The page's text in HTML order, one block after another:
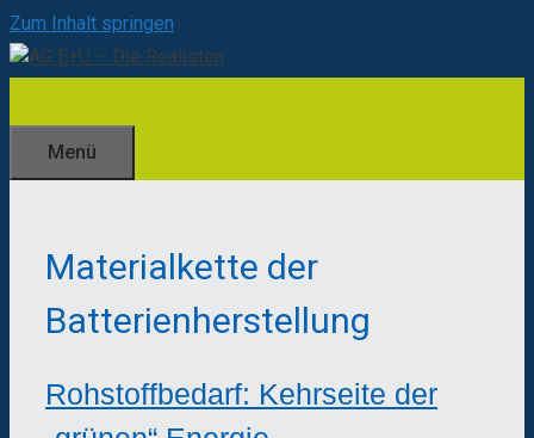
Zum Inhalt springen
Menü
Materialkette der
Batterienherstellung
Rohstoffbedarf: Kehrseite der